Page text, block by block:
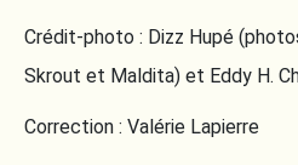
Crédit-photo : Dizz Hupé
Skrout et Maldita) et Eddy H.
Correction : Valérie Lapierre